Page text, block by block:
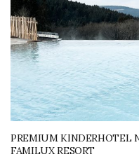
PREMIUM KINDERHOTEL
FAMILUX RESORT